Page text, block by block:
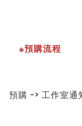
※預購流程
預購 -> 工作室通